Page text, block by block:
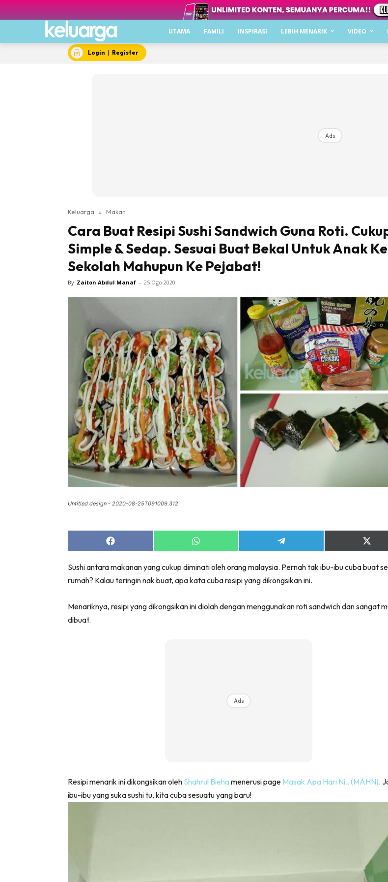
UTAMA FAMILI INSPIRASI LEBIH MENARIK VIDEO
Login | Register
Ads
Keluarga » Makan
Cara Buat Resipi Sushi Sandwich Guna Roti.
Simple & Sedap. Sesuai Buat Bekal Untuk Anak Ke
Sekolah Mahupun Ke Pejabat!
By Zaiton Abdul Manaf - 25 Ogo 2020
Untitled design - 2020-08-25T091009.312
Share
on
Share
on
Share
on
Share
on
Sushi antara makanan yang cukup diminati oleh orang malaysia. Pernah tak ibu-ibu cuba buat
rumah? Kalau teringin nak buat, apa kata cuba resipi yang dikongsikan ini.
Menariknya, resipi yang dikongsikan ini diolah dengan menggunakan roti sandwich dan sangat
dibuat.
Ads
Resipi menarik ini dikongsikan oleh Shahrul Biehamenerusi page Masak Apa Hari Ni.. (MAHN).
ibu-ibu yang suka sushi tu, kita cuba sesuatu yang baru!